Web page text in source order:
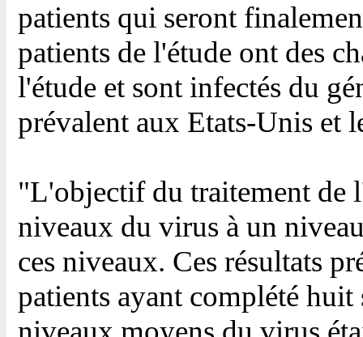
patients qui seront
patients de l'étude ont des
l'étude et sont infectés du
prévalent aux Etats-Unis et
"L'objectif du traitement de
niveaux du virus à un
ces niveaux. Ces résultats
patients ayant complété huit